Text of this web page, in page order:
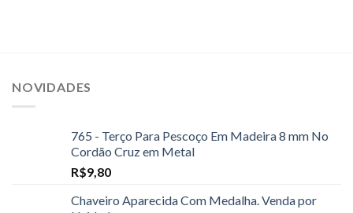
NOVIDADES
765 - Terço Para Pescoço Em Madeira 8 mm No
Cordão Cruz em Metal
R$9,80
Chaveiro Aparecida Com Medalha. Venda por